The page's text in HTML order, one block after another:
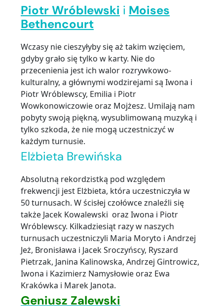
Piotr Wróblewski i Moises
Bethencourt
Wczasy nie cieszyłyby się aż takim wzięciem,
gdyby grało się tylko w karty. Nie do
przecenienia jest ich walor rozrywkowo-
kulturalny, a głównymi wodzirejami są Iwona i
Piotr Wróblewscy, Emilia i Piotr
Wowkonowiczowie oraz Mojżesz. Umilają nam
pobyty swoją piękną, wysublimowaną muzyką i
tylko szkoda, że nie mogą uczestniczyć w
każdym turnusie.
Elżbieta Brewińska
Absolutną rekordzistką pod względem
frekwencji jest Elżbieta, która uczestniczyła w
50 turnusach. W ścisłej czołówce znaleźli się
także Jacek Kowalewski oraz Iwona i Piotr
Wróblewscy. Kilkadziesiąt razy w naszych
turnusach uczestniczyli Maria Moryto i Andrzej
Jeż, Bronisława i Jacek Sroczyńscy, Ryszard
Pietrzak, Janina Kalinowska, Andrzej Gintrowicz,
Iwona i Kazimierz Namysłowie oraz Ewa
Krakówka i Marek Janota.
Geniusz Zalewski